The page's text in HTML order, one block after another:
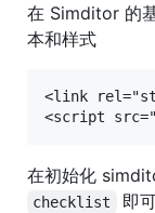
在 Simditor 的
本和样式
<link
在初始化
checklist 即